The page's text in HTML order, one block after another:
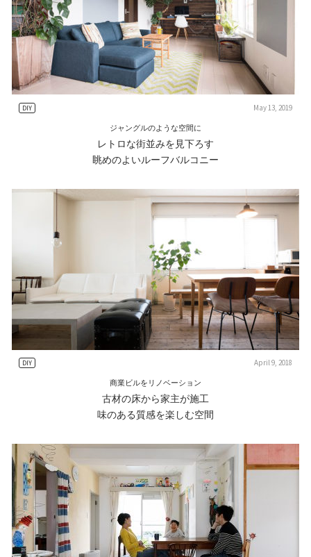
DIY May 13, 2019
ジャングルのような空間に
レトロな街並みを見下ろす
眺めのよいルーフバルコニー
DIY April 9, 2018
商業ビルをリノベーション
古材の床から家主が施工
味のある質感を楽しむ空間